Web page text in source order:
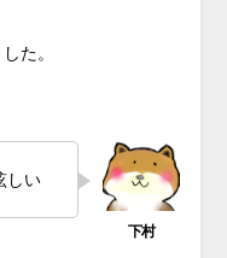
た。
しい